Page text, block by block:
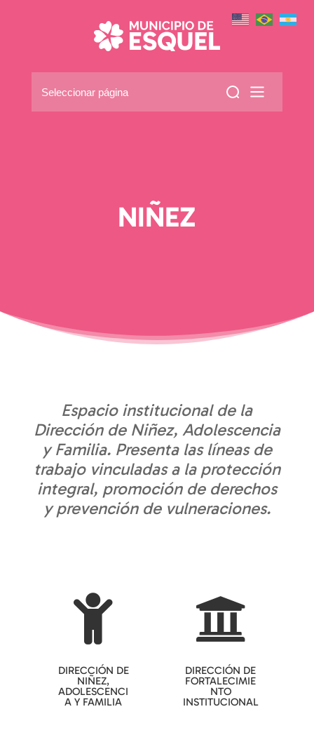
Seleccionar página
NIÑEZ
Espacio institucional de la
Dirección de Niñez, Adolescencia
y Familia. Presenta las líneas de
trabajo vinculadas a la protección
integral, promoción de derechos
y prevención de vulneraciones.

DIRECCIÓN DE
NIÑEZ,
ADOLESCENCI
A Y FAMILIA

DIRECCIÓN DE
FORTALECIMIE
NTO
INSTITUCIONAL